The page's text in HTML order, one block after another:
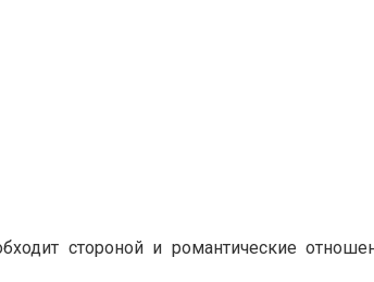
стороной и романтические